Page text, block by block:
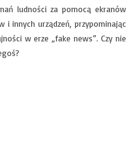
ludności za pomocą ekranów
innych urządzeń, przypominając
w erze „fake news”. Czy nie